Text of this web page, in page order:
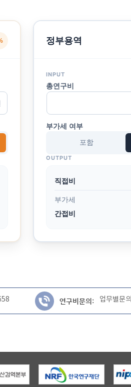
정부용역
INPUT
총연구비
부가세 여부
포함
OUTPUT
직접비
부가세
간접비
연구비문의: 업무별문의